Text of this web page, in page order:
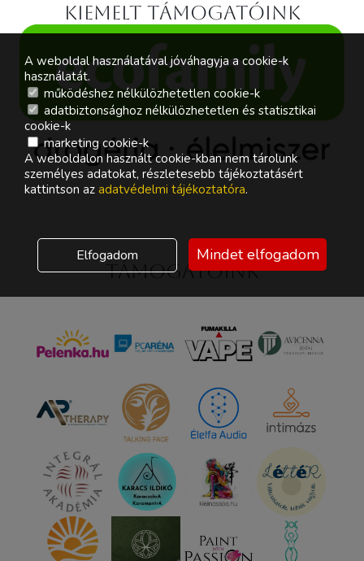
Kiemelt támogatóink
Támogatóink
A weboldal használatával jóváhagyja a cookie-k
használatát.
működéshez nélkülözhetetlen cookie-k
adatbiztonsághoz nélkülözhetetlen és statisztikai
cookie-k
marketing cookie-k
A weboldalon használt cookie-kban nem tárolunk
személyes adatokat, részletesebb tájékoztatásért
kattintson az adatvédelmi tájékoztatóra.
Elfogadom Mindet elfogadom